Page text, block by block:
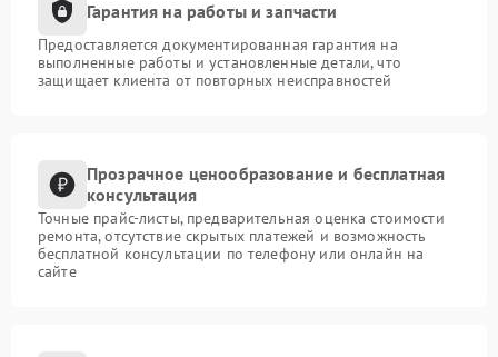
Гарантия на работы и запчасти
Предоставляется документированная гарантия на
выполненные работы и установленные детали, что
защищает клиента от повторных неисправностей
Прозрачное ценообразование и бесплатная
консультация
Точные прайс-листы, предварительная оценка стоимости
ремонта, отсутствие скрытых платежей и возможность
бесплатной консультации по телефону или онлайн на
сайте